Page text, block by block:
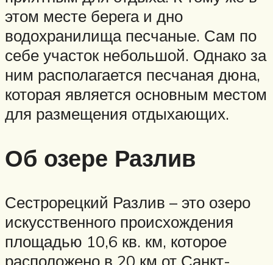
этом месте берега и дно
водохранилища песчаные. Сам по
себе участок небольшой. Однако за
ним располагается песчаная дюна,
которая является основным местом
для размещения отдыхающих.
Об озере Разлив
Сестрорецкий Разлив – это озеро
искусственного происхождения
площадью 10,6 кв. км, которое
расположено в 20 км от Санкт-